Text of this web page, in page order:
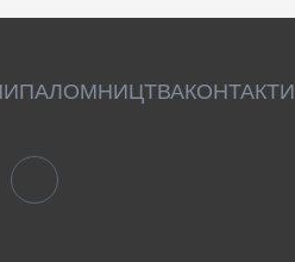
ПАЛОМНИЦТВАКОНТАКТИ